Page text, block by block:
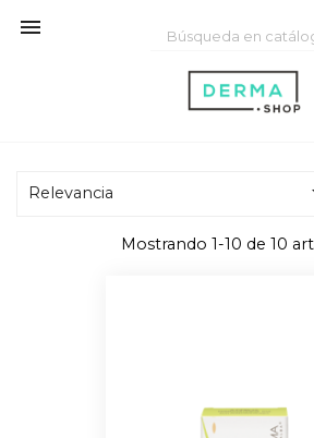

Relevancia
Mostrando 1-10 de 10